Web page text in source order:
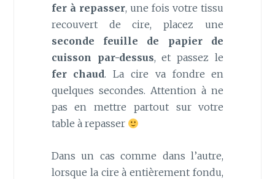
fer à repasser, une fois votre tissu
recouvert de cire, placez une
seconde feuille de papier de
cuisson par-dessus, et passez le
fer chaud. La cire va fondre en
quelques secondes. Attention à ne
pas en mettre partout sur votre
table à repasser
Dans un cas comme dans l’autre,
lorsque la cire à entièrement fondu,